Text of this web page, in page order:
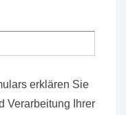
erklären Sie
Verarbeitung Ihrer